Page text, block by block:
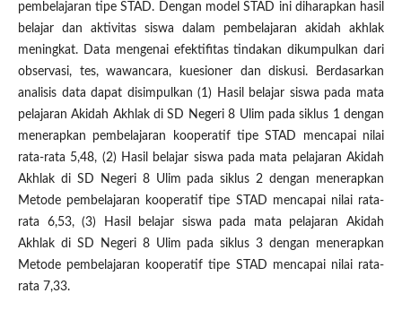
pembelajaran tipe STAD. Dengan model STAD ini diharapkan hasil
belajar dan aktivitas siswa dalam pembelajaran akidah akhlak
meningkat. Data mengenai efektifitas tindakan dikumpulkan dari
observasi, tes, wawancara, kuesioner dan diskusi. Berdasarkan
analisis data dapat disimpulkan (1) Hasil belajar siswa pada mata
pelajaran Akidah Akhlak di SD Negeri 8 Ulim pada siklus 1 dengan
menerapkan pembelajaran kooperatif tipe STAD mencapai nilai
rata-rata 5,48, (2) Hasil belajar siswa pada mata pelajaran Akidah
Akhlak di SD Negeri 8 Ulim pada siklus 2 dengan menerapkan
Metode pembelajaran kooperatif tipe STAD mencapai nilai rata-
rata 6,53, (3) Hasil belajar siswa pada mata pelajaran Akidah
Akhlak di SD Negeri 8 Ulim pada siklus 3 dengan menerapkan
Metode pembelajaran kooperatif tipe STAD mencapai nilai rata-
rata 7,33.